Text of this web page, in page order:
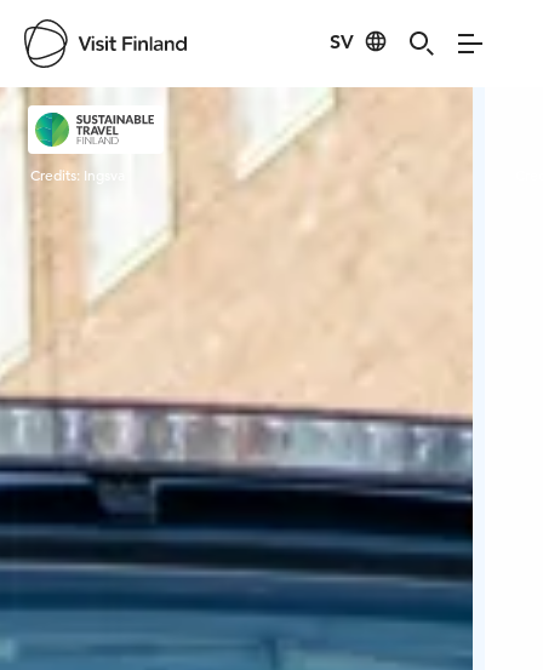
SV
Visit Finland
Credits: Ingsva